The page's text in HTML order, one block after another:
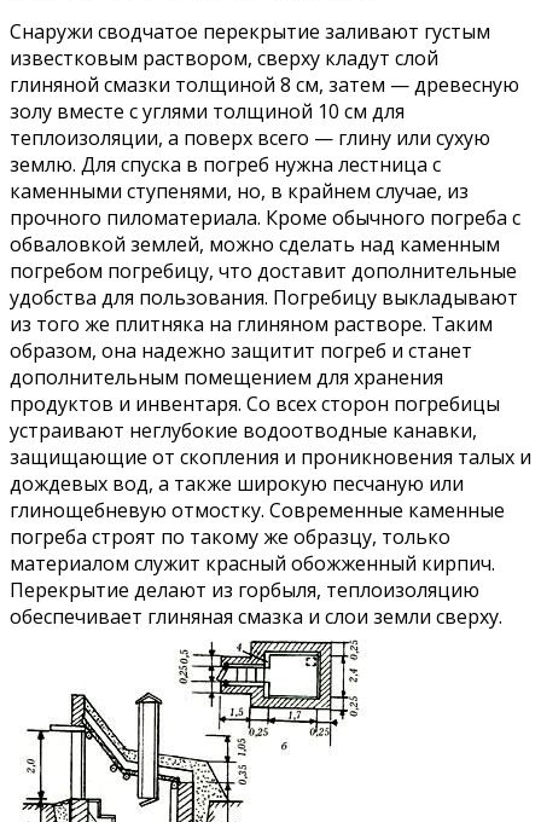
Снаружи сводчатое перекрытие заливают густым
известковым раствором, сверху кладут слой
глиняной смазки толщиной 8 см, затем — древесную
золу вместе с углями толщиной 10 см для
теплоизоляции, а поверх всего — глину или сухую
землю. Для спуска в погреб нужна лестница с
каменными ступенями, но, в крайнем случае, из
прочного пиломатериала. Кроме обычного погреба с
обваловкой землей, можно сделать над каменным
погребом погребицу, что доставит дополнительные
удобства для пользования. Погребицу выкладывают
из того же плитняка на глиняном растворе. Таким
образом, она надежно защитит погреб и станет
дополнительным помещением для хранения
продуктов и инвентаря. Со всех сторон погребицы
устраивают неглубокие водоотводные канавки,
защищающие от скопления и проникновения талых и
дождевых вод, а также широкую песчаную или
глинощебневую отмостку. Современные каменные
погреба строят по такому же образцу, только
материалом служит красный обожженный кирпич.
Перекрытие делают из горбыля, теплоизоляцию
обеспечивает глиняная смазка и слои земли сверху.